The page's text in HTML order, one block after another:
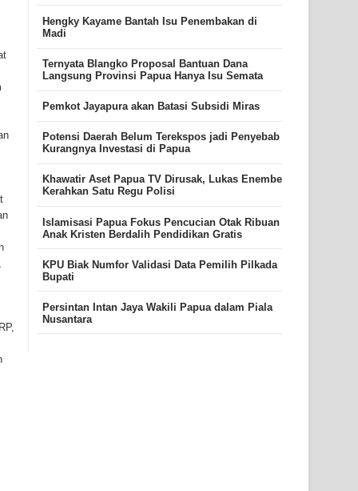
Hengky Kayame Bantah Isu Penembakan di
Madi
Ternyata Blangko Proposal Bantuan Dana
Langsung Provinsi Papua Hanya Isu Semata
Pemkot Jayapura akan Batasi Subsidi Miras
Potensi Daerah Belum Terekspos jadi Penyebab
Kurangnya Investasi di Papua
Khawatir Aset Papua TV Dirusak, Lukas Enembe
Kerahkan Satu Regu Polisi
Islamisasi Papua Fokus Pencucian Otak Ribuan
Anak Kristen Berdalih Pendidikan Gratis
KPU Biak Numfor Validasi Data Pemilih Pilkada
Bupati
Persintan Intan Jaya Wakili Papua dalam Piala
Nusantara